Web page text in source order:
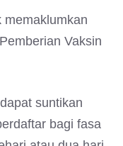
memaklumkan
Vaksin
suntikan
bagi fasa